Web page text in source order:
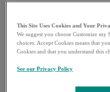
WEB講演会・学会
WEB講演会
学会共催セミナー
資材一覧
This Site Uses Cookies and Your
We suggest you choose Customize
choices. Accept Cookies means that
Cookies and that you understand this
See our Privacy Policy